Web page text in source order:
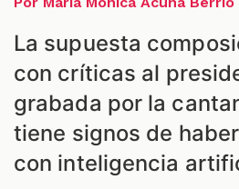
La supuesta
con críticas al
grabada por la
tiene signos de
con inteligencia